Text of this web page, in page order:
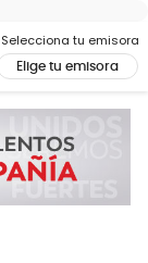
Selecciona tu emisora
Elige tu emisora